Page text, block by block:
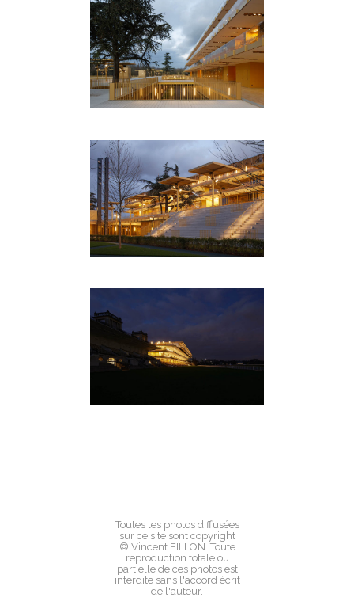
Toutes les photos diffusées
sur ce site sont copyright
© Vincent FILLON. Toute
reproduction totale ou
partielle de ces photos est
interdite sans l'accord écrit
de l'auteur.